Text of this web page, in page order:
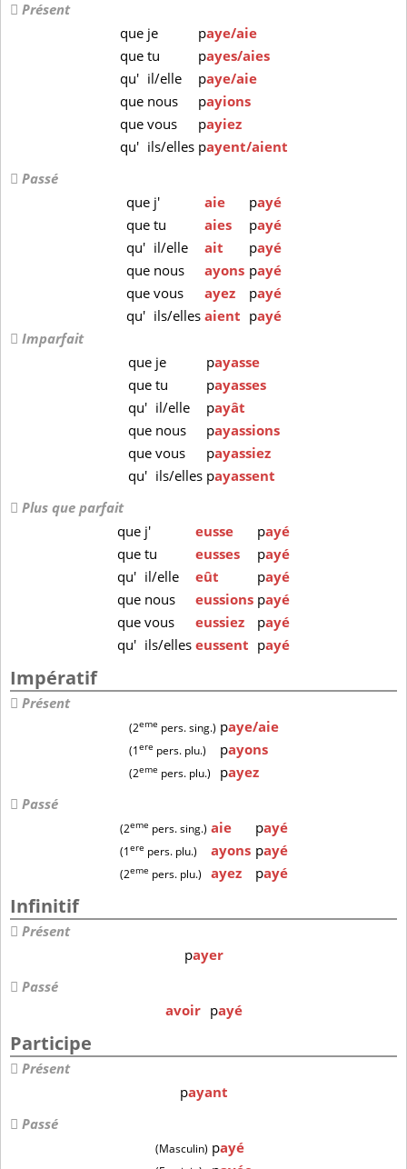
Présent
que je paye/aie
que tu payes/aies
qu' il/elle paye/aie
que nous payions
que vous payiez
qu' ils/elles payent/aient
Passé
que j' aie payé
que tu aies payé
qu' il/elle ait payé
que nous ayons payé
que vous ayez payé
qu' ils/elles aient payé
Imparfait
que je payasse
que tu payasses
qu' il/elle payât
que nous payassions
que vous payassiez
qu' ils/elles payassent
Plus que parfait
que j' eusse payé
quetu eusses payé
qu' il/elle eût payé
que nous eussions payé
quevous eussiez payé
qu' ils/elleseussent payé
Impératif
Présent
(2eme pers. sing.) paye/aie
(1ere pers. plu.) payons
(2eme pers. plu.) payez
Passé
(2eme pers. sing.) aie payé
(1ere pers. plu.) ayons payé
(2eme pers. plu.) ayez payé
Infinitif
Présent
payer
Passé
avoir payé
Participe
Présent
payant
Passé
(Masculin) payé